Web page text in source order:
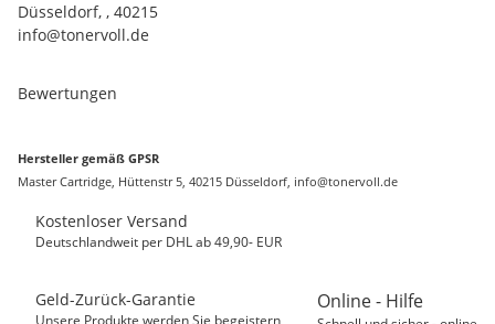
Düsseldorf, , 40215
info@tonervoll.de
Bewertungen
Hersteller gemäß GPSR
Master Cartridge, Hüttenstr 5, 40215 Düsseldorf, info@tonervoll.de
Kostenloser Versand
Deutschlandweit per DHL ab 49,90- EUR
Geld-Zurück-Garantie
Unsere Produkte werden Sie begeistern
Online - Hilfe